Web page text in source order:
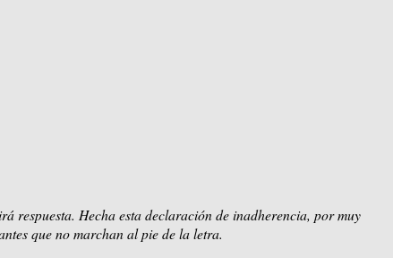
respuesta. Hecha esta declaración de inadherencia, por muy
que no marchan al pie de la letra.